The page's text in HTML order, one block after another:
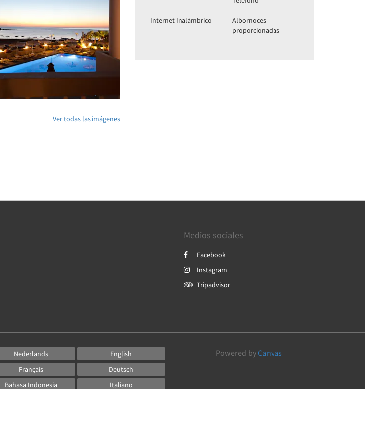
Ver todas las imágenes
Internet Inalámbrico
Albornoces
proporcionadas
Medios sociales
Facebook
Instagram
Tripadvisor
Nederlands
English
Français
Deutsch
Bahasa Indonesia
Italiano
Powered by Canvas